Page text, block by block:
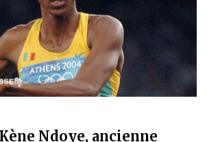
Ndoye, ancienne